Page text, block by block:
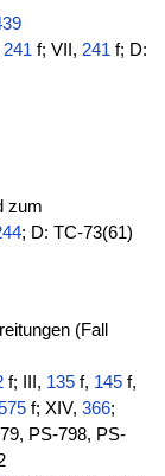
241f; VII, 241f; D:
zum
; D: TC-73(61)
(Fall
f; III, 135f, 145f,
f; XIV,366;
PS-798, PS-